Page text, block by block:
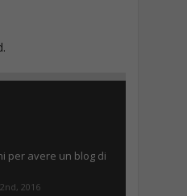
per avere un blog di
2016